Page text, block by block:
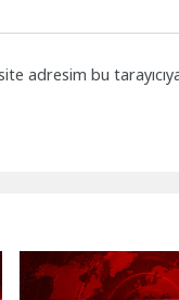
adresim bu